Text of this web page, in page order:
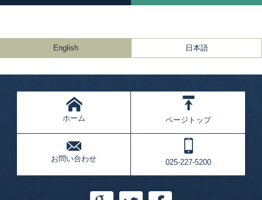
English 日本語
ホーム ページトップ
お問い合わせ 025-227-5200